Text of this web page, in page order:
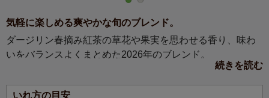
気軽に楽しめる爽やかな旬のブレンド。
ダージリン春摘み紅茶の草花や果実を思わせる香り、味わ
いをバランスよくまとめた2026年のブレンド。
2026年のダージリン春摘み紅茶のみを使用したオリジナル
続きを読む
いれ方の目安